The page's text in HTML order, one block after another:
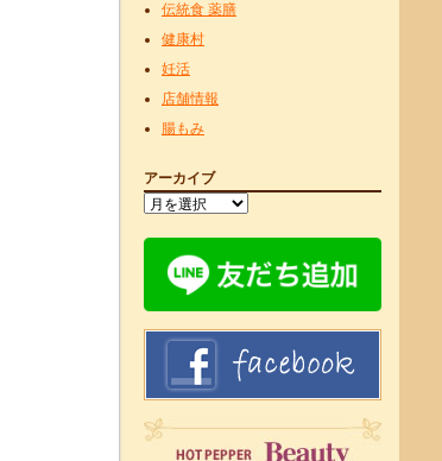
伝統食 薬膳
健康村
妊活
店舗情報
腸もみ
アーカイブ
ア
カ